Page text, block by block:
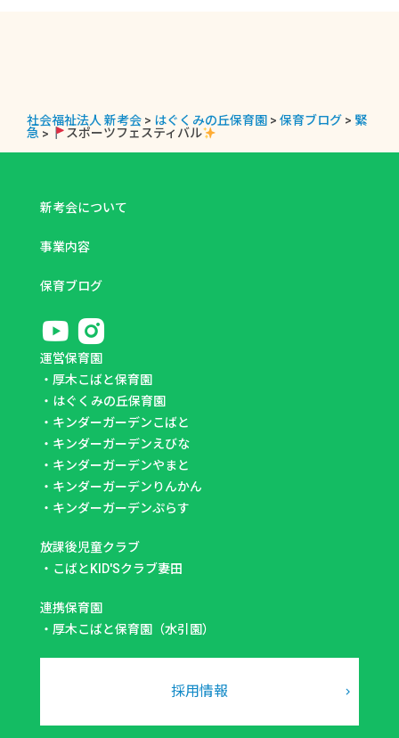
社会福祉法人 新考会 > はぐくみの丘保育園 > 保育ブログ > 緊
急 > スポーツフェスティバル
新考会について
事業内容
保育ブログ
運営保育園
・ 厚木こばと保育園
・ はぐくみの丘保育園
・ キンダーガーデンこばと
・ キンダーガーデンえびな
・ キンダーガーデンやまと
・ キンダーガーデンりんかん
・ キンダーガーデンぷらす
放課後児童クラブ
・ こばとKID'Sクラブ妻田
連携保育園
・ 厚木こばと保育園（水引園）
採用情報